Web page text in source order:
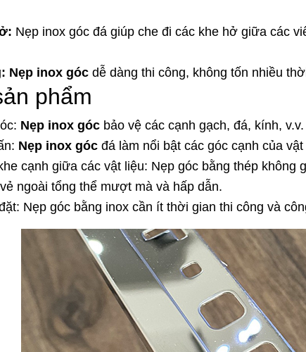
Nẹp inox góc đá giúp che đi các khe hở giữa các
Nẹp inox góc dễ dàng thi công, không tốn nhiều
phẩm
Nẹp inox góc bảo vệ các cạnh gạch, đá, kính,
Nẹp inox góc đá làm nổi bật các góc cạnh của
cạnh giữa các vật liệu: Nẹp góc bằng thép
ngoài tổng thể mượt mà và hấp dẫn.
Nẹp góc bằng inox cần ít thời gian thi công và